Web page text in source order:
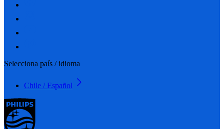
Selecciona país / idioma
Chile / Español